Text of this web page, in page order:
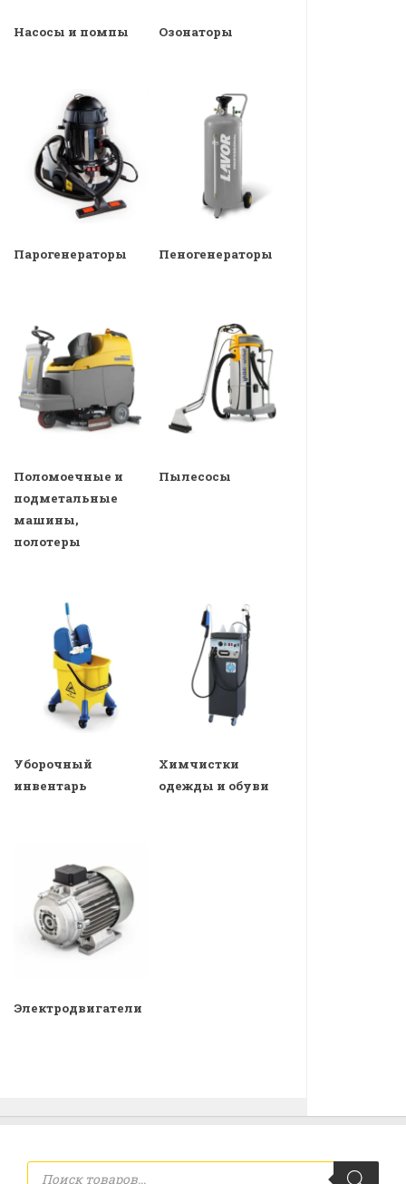
Насосы и помпы Озонаторы
Парогенераторы Пеногенераторы
Поломоечные и
подметальные
машины,
полотеры
Пылесосы
Уборочный
инвентарь
Химчистки
одежды и обуви
Электродвигатели
Поиск
товаров